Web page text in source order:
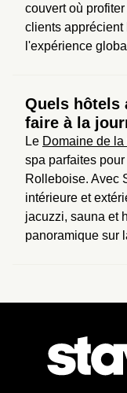
couvert où
clients apprécient
l'expérience
Quels hôtels
faire à la
Le Domaine de
spa parfaites
Rolleboise. Avec
intérieure et
jacuzzi, sauna et
panoramique sur